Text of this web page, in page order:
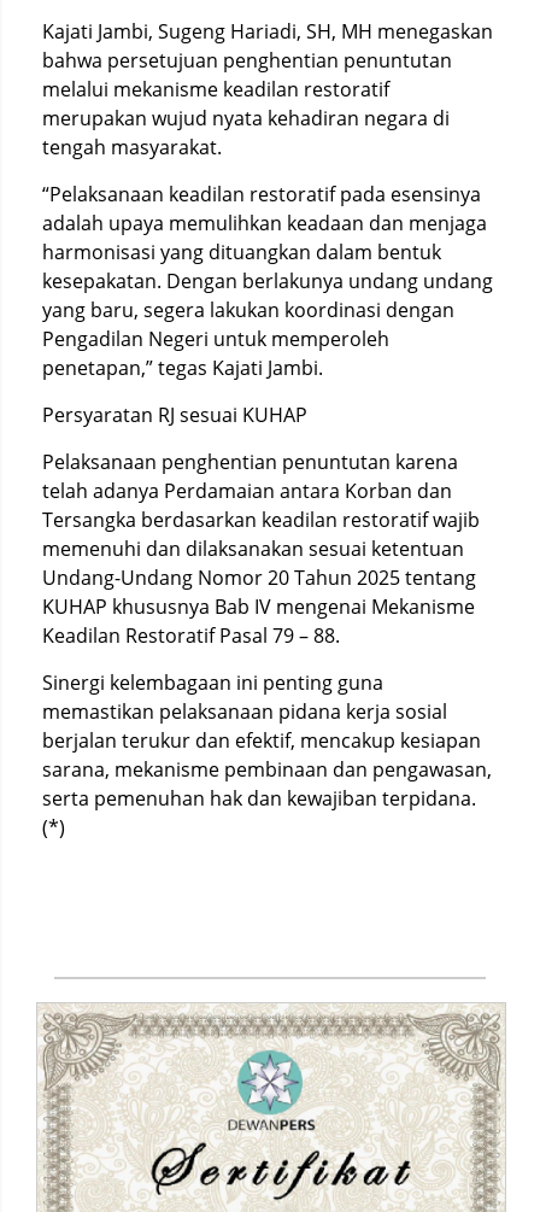
Kajati Jambi, Sugeng Hariadi, SH, MH menegaskan
bahwa persetujuan penghentian penuntutan
melalui mekanisme keadilan restoratif
merupakan wujud nyata kehadiran negara di
tengah masyarakat.
“Pelaksanaan keadilan restoratif pada esensinya
adalah upaya memulihkan keadaan dan menjaga
harmonisasi yang dituangkan dalam bentuk
kesepakatan. Dengan berlakunya undang undang
yang baru, segera lakukan koordinasi dengan
Pengadilan Negeri untuk memperoleh
penetapan,” tegas Kajati Jambi.
Persyaratan RJ sesuai KUHAP
Pelaksanaan penghentian penuntutan karena
telah adanya Perdamaian antara Korban dan
Tersangka berdasarkan keadilan restoratif wajib
memenuhi dan dilaksanakan sesuai ketentuan
Undang-Undang Nomor 20 Tahun 2025 tentang
KUHAP khususnya Bab IV mengenai Mekanisme
Keadilan Restoratif Pasal 79 – 88.
Sinergi kelembagaan ini penting guna
memastikan pelaksanaan pidana kerja sosial
berjalan terukur dan efektif, mencakup kesiapan
sarana, mekanisme pembinaan dan pengawasan,
serta pemenuhan hak dan kewajiban terpidana.
(*)